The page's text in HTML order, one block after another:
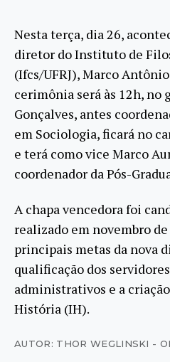
Nesta terça, dia 26,
diretor do Instituto de
(Ifcs/UFRJ), Marco
cerimônia será às 12h, no
Gonçalves, antes
em Sociologia, ficará no
e terá como vice Marco
coordenador da Pós-
A chapa vencedora foi
realizado em novembro de
principais metas da nova
qualificação dos
administrativos e a
História (IH).
AUTOR: THOR WEGLINSKI -